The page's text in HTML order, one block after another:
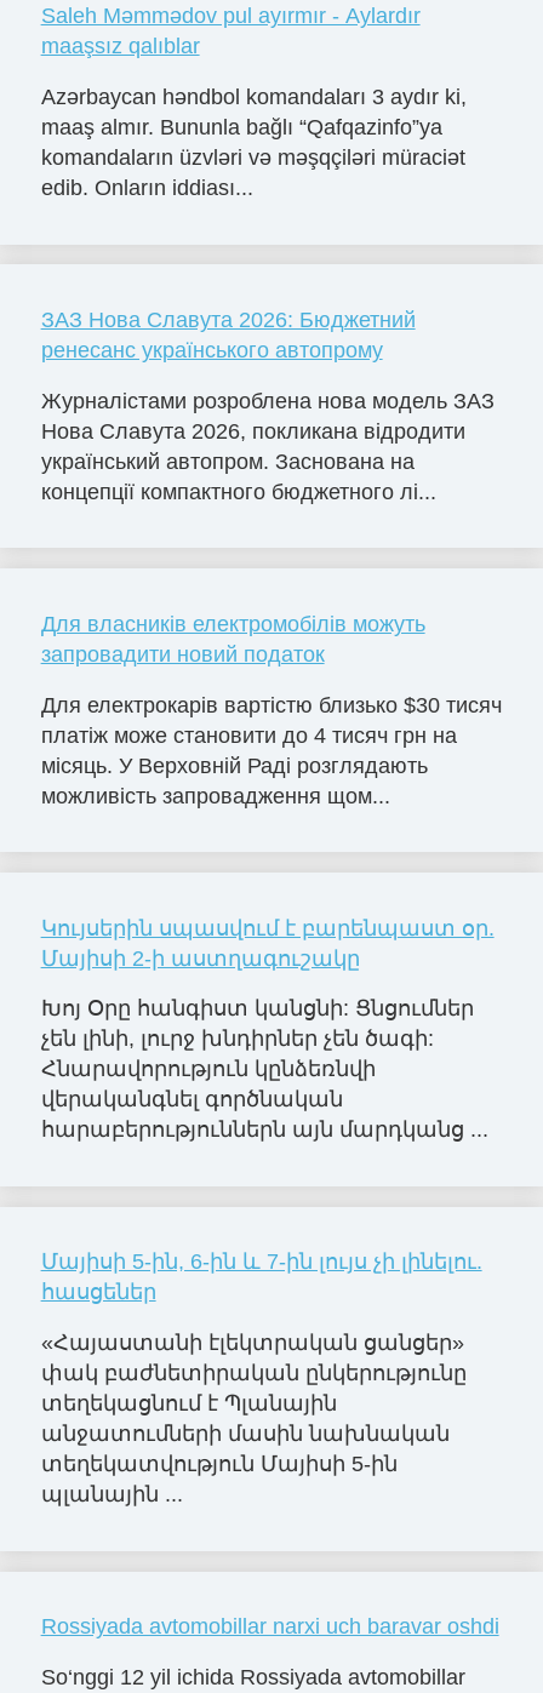
Saleh Məmmədov pul ayırmır - Aylardır
maaşsız qalıblar
Azərbaycan həndbol komandaları 3 aydır ki,
maaş almır. Bununla bağlı “Qafqazinfo”ya
komandaların üzvləri və məşqçiləri müraciət
edib. Onların iddiası...
ЗАЗ Нова Славута 2026: Бюджетний
ренесанс українського автопрому
Журналістами розроблена нова модель ЗАЗ
Нова Славута 2026, покликана відродити
український автопром. Заснована на
концепції компактного бюджетного лі...
Для власників електромобілів можуть
запровадити новий податок
Для електрокарів вартістю близько $30 тисяч
платіж може становити до 4 тисяч грн на
місяць. У Верховній Раді розглядають
можливість запровадження щом...
Կույսերին սպասվում է բարենպաստ օր.
Մայիսի 2-ի աստղագուշակը
Խոյ Օրը հանգիստ կանցնի: Ցնցումներ
չեն լինի, լուրջ խնդիրներ չեն ծագի:
Հնարավորություն կընձեռնվի
վերականգնել գործնական
հարաբերություններն այն մարդկանց ...
Մայիսի 5-ին, 6-ին և 7-ին լույս չի լինելու.
հասցեներ
«Հայաստանի էլեկտրական ցանցեր»
փակ բաժնետիրական ընկերությունը
տեղեկացնում է Պլանային
անջատումների մասին նախնական
տեղեկատվություն Մայիսի 5-ին
պլանային ...
Rossiyada avtomobillar narxi uch baravar oshdi
So‘nggi 12 yil ichida Rossiyada avtomobillar